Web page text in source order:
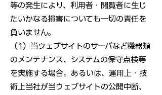
等の発生により、利用者・閲覧者に生じ
たいかなる損害についても一切の責任を
負いません。
（1）当ウェブサイトのサーバなど機器類
のメンテナンス、システムの保守点検等
を実施する場合。あるいは、運用上・技
術上当社が当ウェブサイトの公開中断、